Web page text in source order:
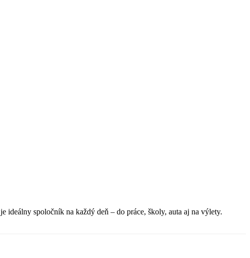
je ideálny spoločník na každý deň – do práce, školy, auta aj na výlety.